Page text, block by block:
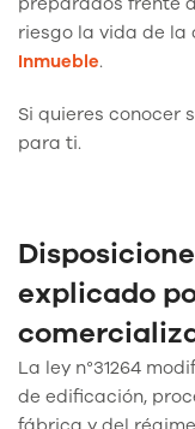
riesgo la vida de
Inmueble.
Si quieres conocer
para ti.
explicado
La ley n°31264
de edificación,